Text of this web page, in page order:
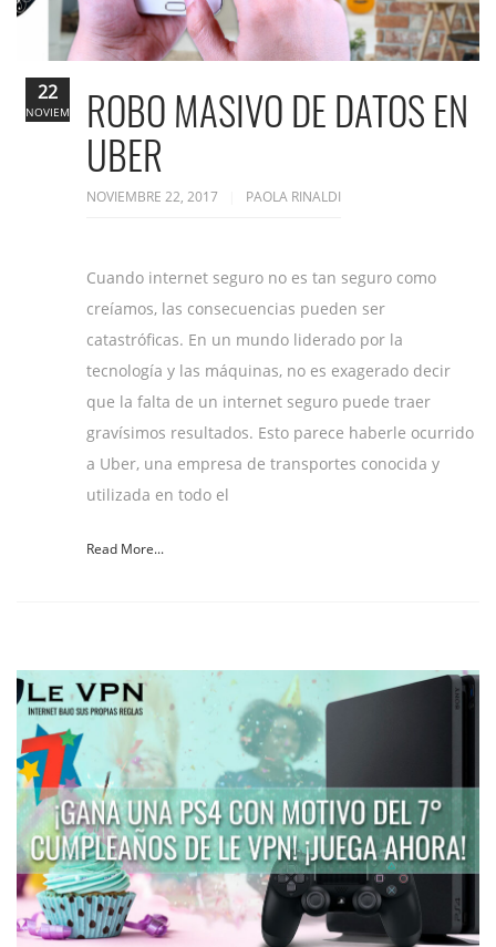
ROBO MASIVO DE DATOS EN
UBER
NOVIEMBRE 22, 2017 PAOLA RINALDI
Cuando internet seguro no es tan seguro como
creíamos, las consecuencias pueden ser
catastróficas. En un mundo liderado por la
tecnología y las máquinas, no es exagerado decir
que la falta de un internet seguro puede traer
gravísimos resultados. Esto parece haberle ocurrido
a Uber, una empresa de transportes conocida y
utilizada en todo el
Read More...
22
NOVIEMBRE